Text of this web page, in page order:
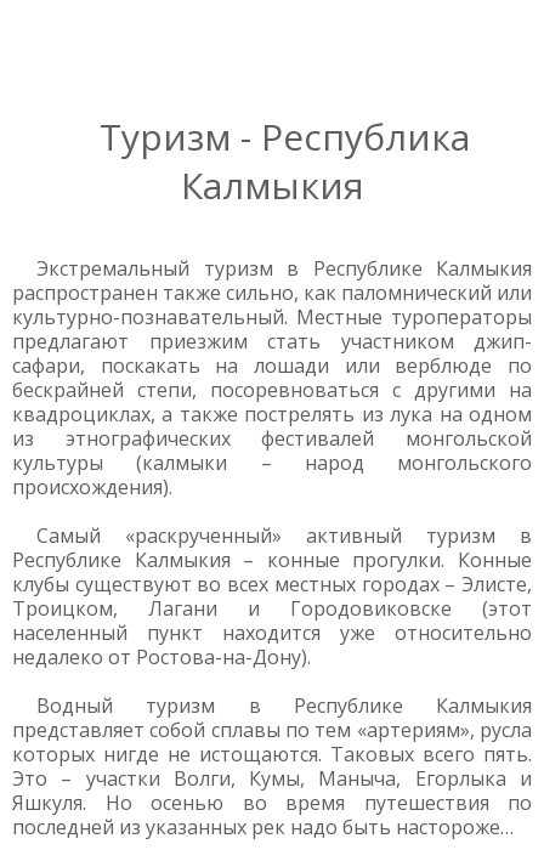
Туризм - Республика
Калмыкия
Экстремальный туризм в Республике Калмыкия
распространен также сильно, как паломнический или
культурно-познавательный. Местные туроператоры
предлагают приезжим стать участником джип-
сафари, поскакать на лошади или верблюде по
бескрайней степи, посоревноваться с другими на
квадроциклах, а также пострелять из лука на одном
из этнографических фестивалей монгольской
культуры (калмыки – народ монгольского
происхождения).
Самый «раскрученный» активный туризм в
Республике Калмыкия – конные прогулки. Конные
клубы существуют во всех местных городах – Элисте,
Троицком, Лагани и Городовиковске (этот
населенный пункт находится уже относительно
недалеко от Ростова-на-Дону).
Водный туризм в Республике Калмыкия
представляет собой сплавы по тем «артериям», русла
которых нигде не истощаются. Таковых всего пять.
Это – участки Волги, Кумы, Маныча, Егорлыка и
Яшкуля. Но осенью во время путешествия по
последней из указанных рек надо быть настороже…